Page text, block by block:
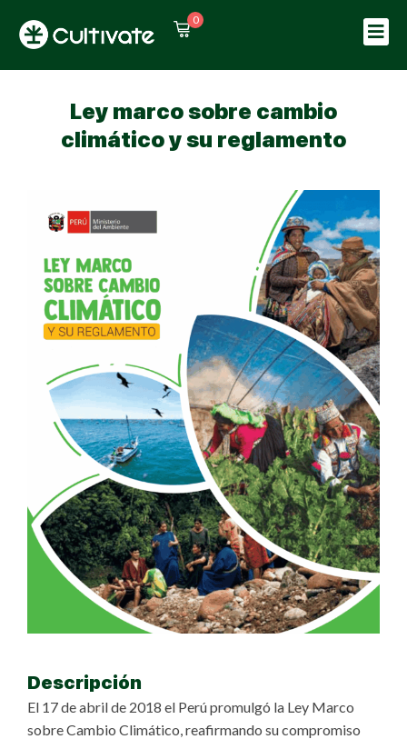
0
Ley marco sobre cambio
climático y su reglamento
Descripción
El 17 de abril de 2018 el Perú promulgó la Ley Marco
sobre Cambio Climático, reafirmando su compromiso
Sign in
Don’t have an account? Sign up
Remember me Lost your password?